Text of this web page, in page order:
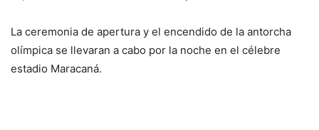
La ceremonia de apertura y el encendido de la antorcha
olímpica se llevaran a cabo por la noche en el célebre
estadio Maracaná.